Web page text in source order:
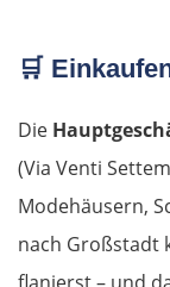
🛒
Die
(Via Venti
Modehäusern,
nach Großstadt
flanierst – und